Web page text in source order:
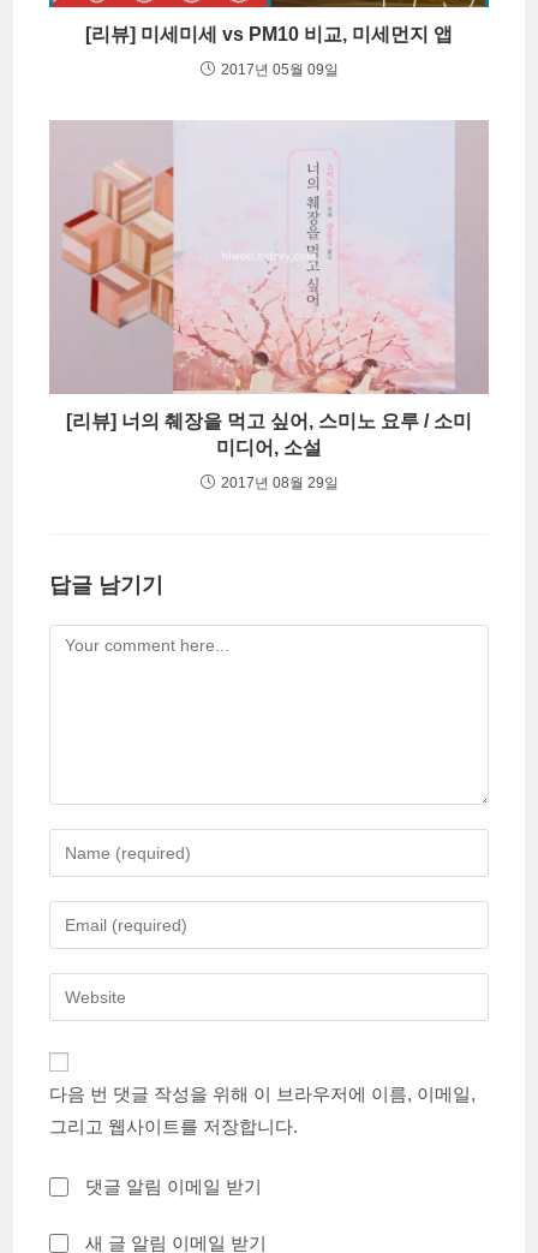
[리뷰] 미세미세 vs PM10 비교, 미세먼지 앱
2017년 05월 09일
[리뷰] 너의 췌장을 먹고 싶어, 스미노 요루 / 소미
미디어, 소설
2017년 08월 29일
답글 남기기
Comment
your
name
comment
your
email
address
your
URL
(optional)
다음 번 댓글 작성을 위해 이 브라우저에 이름, 이메일,
그리고 웹사이트를 저장합니다.
댓글 알림 이메일 받기
새 글 알림 이메일 받기